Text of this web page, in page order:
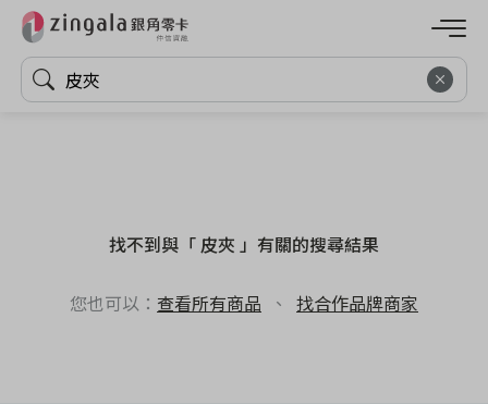
找不到與「 皮夾 」有關的搜尋結果
您也可以： 查看所有商品 、 找合作品牌商家